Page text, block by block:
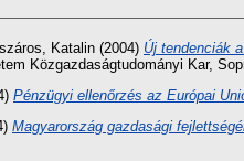
Katalin (2004) Új tendenciák
Közgazdaságtudományi Kar,
Pénzügyi ellenőrzés az Európai
Magyarország gazdasági